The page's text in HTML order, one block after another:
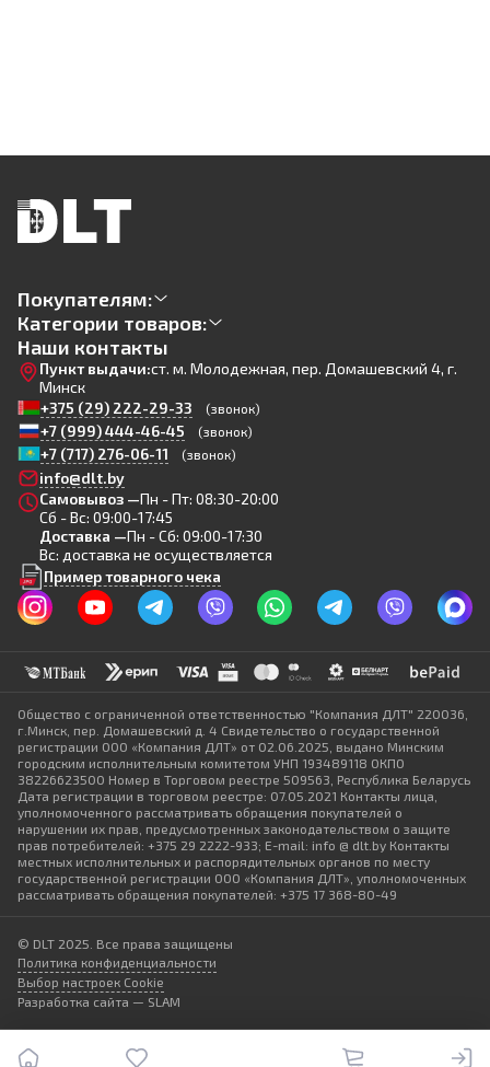
Покупателям:
Категории товаров:
Наши контакты
Пункт выдачи:ст. м. Молодежная, пер. Домашевский 4, г.
Минск
+375 (29) 222-29-33
(звонок)
+7 (999) 444-46-45 (звонок)
+7 (717) 276-06-11 (звонок)
info@dlt.by
Самовывоз —Пн - Пт: 08:30-20:00
Сб - Вс: 09:00-17:45
Доставка —Пн - Сб: 09:00-17:30
Вс: доставка не осуществляется
Пример товарного чека
Общество с ограниченной ответственностью "Компания ДЛТ" 220036,
г.Минск, пер. Домашевский д. 4 Свидетельство о государственной
регистрации ООО «Компания ДЛТ» от 02.06.2025, выдано Минским
городским исполнительным комитетом УНП 193489118 ОКПО
38226623500 Номер в Торговом реестре 509563, Республика Беларусь
Дата регистрации в торговом реестре: 07.05.2021 Контакты лица,
уполномоченного рассматривать обращения покупателей о
нарушении их прав, предусмотренных законодательством о защите
прав потребителей: +375 29 2222-933; E-mail: info @ dlt.by Контакты
местных исполнительных и распорядительных органов по месту
государственной регистрации ООО «Компания ДЛТ», уполномоченных
рассматривать обращения покупателей: +375 17 368-80-49
© DLT 2025. Все права защищены
Политика конфиденциальности
Выбор настроек Cookie
Разработка сайта — SLAM